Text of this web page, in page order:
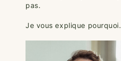
pas.
Je vous explique pourquoi.